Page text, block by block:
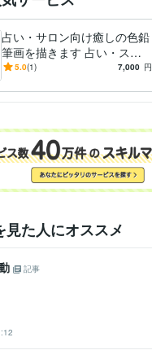
占い・サロン向け癒しの色鉛
筆画を描きます 占い・スピ
リチュアル系の方へ癒しの色
5.0(1) 7,000 円
見た人にオススメ
記事